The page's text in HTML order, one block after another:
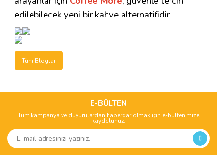
edilebilecek yeni bir kahve alternatifidir.
Tüm Bloglar
E-BÜLTEN
Tüm kampanya ve duyurulardan haberdar olmak için e-bültenimize
kaydolunuz.